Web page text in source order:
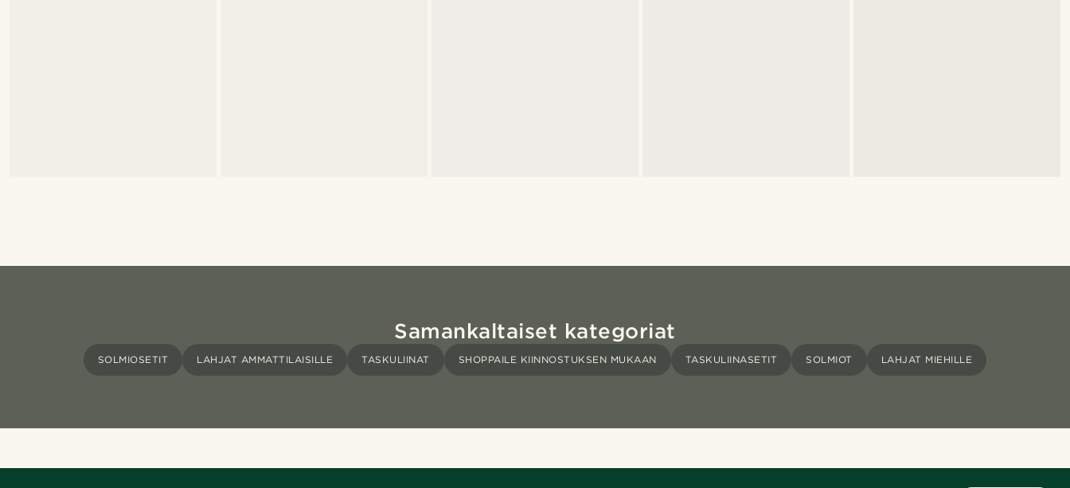
Samankaltaiset kategoriat
SOLMIOSETIT LAHJAT AMMATTILAISILLE TASKULIINAT SHOPPAILE KIINNOSTUKSEN MUKAAN TASKULIINASETIT SOLMIOT LAHJAT MIEHILLE